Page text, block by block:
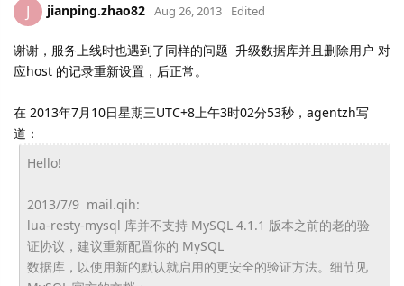
J jianping.zhao82 Aug 26, 2013 Edited
谢谢，服务上线时也遇到了同样的问题 升级数据库并且删除用户 对
应host 的记录重新设置，后正常。
在 2013年7月10日星期三UTC+8上午3时02分53秒，agentzh写
道：
Hello!
2013/7/9 mail.qih:
lua-resty-mysql 库并不支持 MySQL 4.1.1 版本之前的老的验
证协议，建议重新配置你的 MySQL
数据库，以使用新的默认就启用的更安全的验证方法。细节见